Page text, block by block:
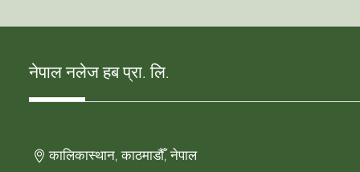
नेपाल नलेज हब प्रा. लि.
कालिकास्थान, काठमाडौँ, नेपाल